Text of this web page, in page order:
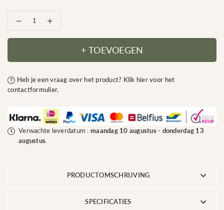
prijs
Aantal
verlagen
voor
bolvorm
210
cm
houten
stam
met
Verhoog
het
aantal
kunstplant
|
210
op
echte
houten
+ TOEVOEGEN
Heb je een vraag over het product? Klik hier voor het
contactformulier.
Verwachte leverdatum : maandag 10 augustus- donderdag 13
augustus.
PRODUCTOMSCHRIJVING
SPECIFICATIES